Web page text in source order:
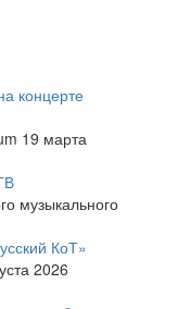
концерте
19 марта
музыкального
КоТ»
2026